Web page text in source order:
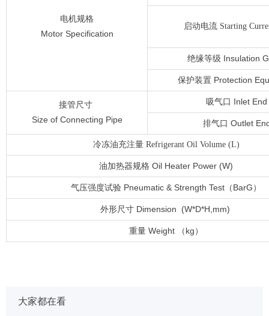
大家都在看
电机规格
Motor Specification
启动电流 Starting
绝缘等级 Insulation
保护装置 Protection
接管尺寸
Size of Connecting Pipe
吸气口 Inlet End
排气口 Outlet
冷冻油充注量 Refrigerant Oil Volume (L)
油加热器规格 Oil Heater Power (W)
气压强度试验 Pneumatic & Strength Test（BarG）
外形尺寸 Dimension (W*D*H,mm)
重量 Weight （kg）